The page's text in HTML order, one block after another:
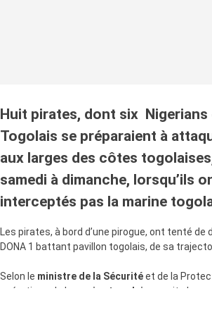
Huit pirates, dont six Nigerians
Togolais se préparaient à
aux larges des côtes
samedi à dimanche, lorsqu’ils
interceptés pas la marine
Les pirates, à bord d’une pirogue, ont tenté de
DONA 1 battant pavillon togolais, de sa
Selon le ministre de la Sécuritéet de la
opérations de la
marine togolaise
avait